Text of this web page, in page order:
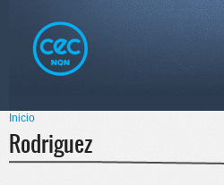
principal
Menú principal
Se encuentra usted aquí
Inicio
Rodriguez